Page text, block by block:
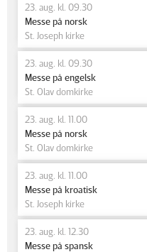
23. aug. kl. 09.30
Messe på norsk
St. Joseph kirke
23. aug. kl. 09.30
Messe på engelsk
St. Olav domkirke
23. aug. kl. 11.00
Messe på norsk
St. Olav domkirke
23. aug. kl. 11.00
Messe på kroatisk
St. Joseph kirke
23. aug. kl. 12.30
Messe på spansk